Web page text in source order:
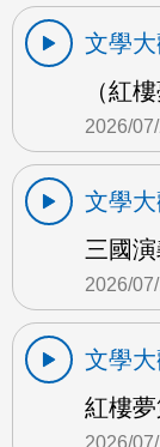
文學
（紅
2026/
文學
三國
2026/
文學
紅樓
2026/